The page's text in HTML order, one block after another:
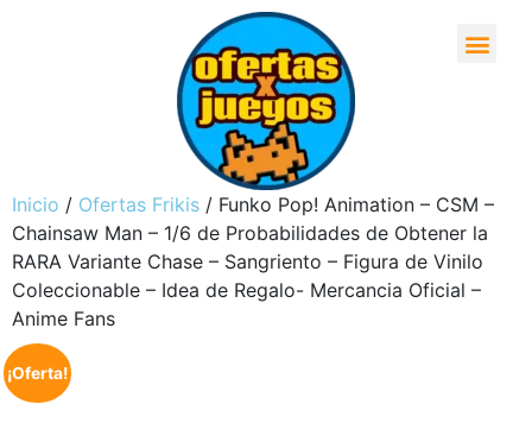
Inicio / Ofertas Frikis / Funko Pop! Animation – CSM –
Chainsaw Man – 1/6 de Probabilidades de Obtener la
RARA Variante Chase – Sangriento – Figura de Vinilo
Coleccionable – Idea de Regalo- Mercancia Oficial –
Anime Fans
¡Oferta!